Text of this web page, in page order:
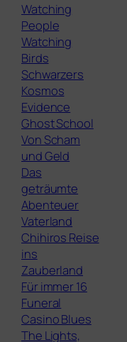
Watching
People
Watching
Birds
Schwarzers
Kosmos
Evidence
Ghost School
Von Scham
und Geld
Das
geträumte
Abenteuer
Vaterland
Chihiros Reise
ins
Zauberland
Für immer 16
Funeral
Casino Blues
The Lights,